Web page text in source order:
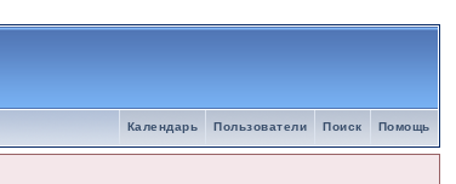
Помощь
Поиск
Пользователи
Календарь